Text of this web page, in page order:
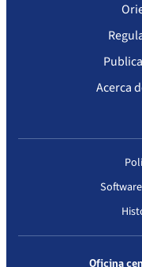
Acerca
Oficina